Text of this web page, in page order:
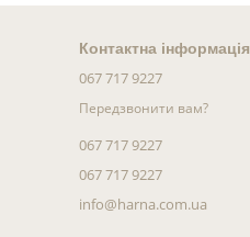
Контактна інформація
067 717 9227
Передзвонити вам?
067 717 9227
067 717 9227
info@harna.com.ua